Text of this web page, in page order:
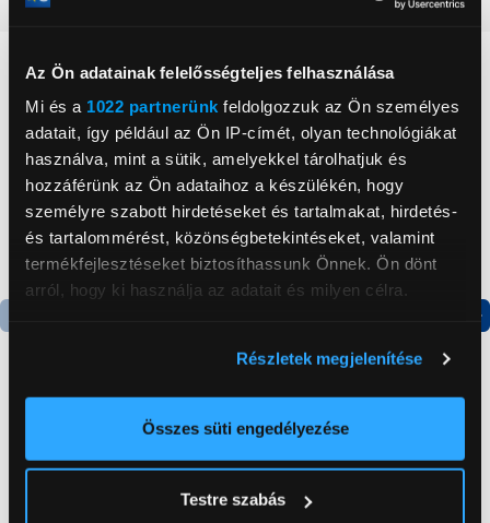
Az Ön adatainak felelősségteljes felhasználása
Mi és a 1022 partnerünk feldolgozzuk az Ön személyes
adatait, így például az Ön IP-címét, olyan technológiákat
használva, mint a sütik, amelyekkel tárolhatjuk és
hozzáférünk az Ön adataihoz a készülékén, hogy
személyre szabott hirdetéseket és tartalmakat, hirdetés-
és tartalommérést, közönségbetekintéseket, valamint
termékfejlesztéseket biztosíthassunk Önnek. Ön dönt
arról, hogy ki használja az adatait és milyen célra.
elhelyezkedéséről pár méteres pontossággal
Az Ön készülékén beazonosítása annak konkrét
módjairól és adja meg preferenciáit aRészletek
Részletek megjelenítése
Összes süti engedélyezése
Testre szabás
Neked ajánljuk
Gorenje NRS8182KX Side
Candy CHASD4385EWC
Egyajtós hűtőszekrény
59 999 Ft